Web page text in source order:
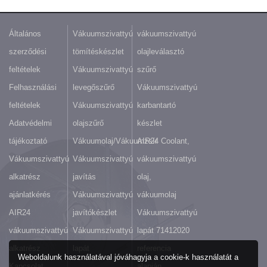
Általános
szerződési
feltételek
Felhasználási
feltételek
Adatvédelmi
tájékoztató
Vákuumszivattyú
alkatrész
ajánlatkérés
AIR24
vákuumszivattyú
Vákuumszivattyú
tömítéskészlet
Vákuumszivattyú
levegőszűrő
Vákuumszivattyú
olajszűrő
Vákuumolaj/Vákuumzsír
Vákuumszivattyú
javítás
Vákuumszivattyú
javítókészlet
Vákuumszivattyú
vákuumszivattyú
olajleválasztó
szűrő
Vákuumszivattyú
karbantartó
készlet
AIR24 Coolant,
vákuumszivattyú
olaj,
vákuumolaj
Vákuumszivattyú
lapát 71412020
Weboldalunk használatával jóváhagyja a cookie-k használatát a